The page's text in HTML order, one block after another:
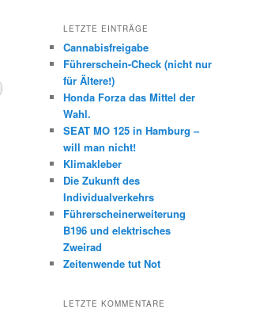
LETZTE EINTRÄGE
Cannabisfreigabe
Führerschein-Check (nicht nur
für Ältere!)
Honda Forza das Mittel der
Wahl.
SEAT MO 125 in Hamburg –
will man nicht!
Klimakleber
Die Zukunft des
Individualverkehrs
Führerscheinerweiterung
B196 und elektrisches
Zweirad
Zeitenwende tut Not
LETZTE KOMMENTARE